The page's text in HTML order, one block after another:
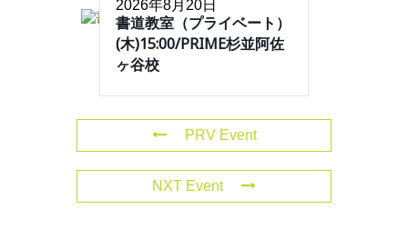
2026年8月20日
書道教室（プライベート）
(木)15:00/PRIME杉並阿佐
ヶ谷校
PRV Event
NXT Event